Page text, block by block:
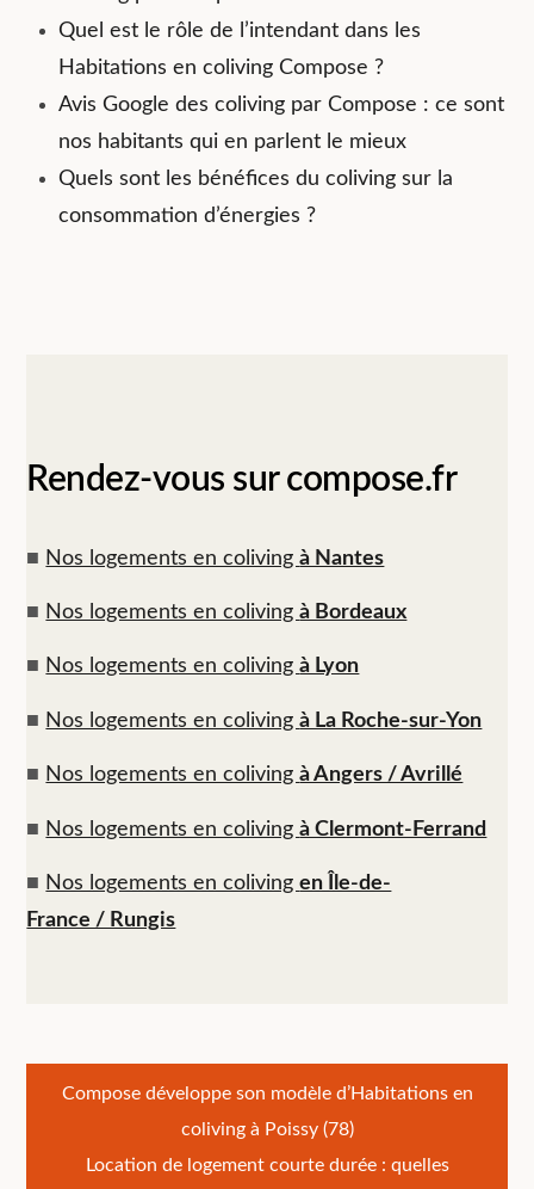
Quel est le rôle de l’intendant dans les
Habitations en coliving Compose ?
Avis Google des coliving par Compose : ce sont
nos habitants qui en parlent le mieux
Quels sont les bénéfices du coliving sur la
consommation d’énergies ?
Rendez-vous sur compose.fr
■ Nos logements en colivingà Nantes
■ Nos logements en colivingà Bordeaux
■ Nos logements en colivingà Lyon
■ Nos logements en colivingà La Roche-sur-Yon
■ Nos logements en colivingà Angers / Avrillé
■ Nos logements en colivingà Clermont-Ferrand
■ Nos logements en colivingen Île-de-
France / Rungis
Navigation
de
Compose développe son modèle d’Habitations en
coliving à Poissy (78)
Location de logement courte durée : quelles